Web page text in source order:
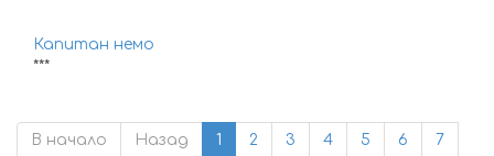
Капитан немо
***
В начало Назад 1 2 3 4 5 6 7